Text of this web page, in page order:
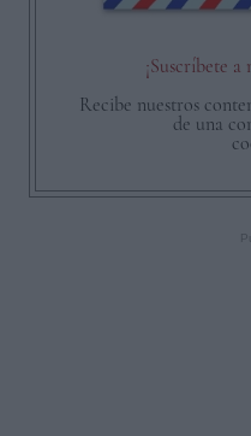
¡Suscríbete
Recibe nuestros
de una